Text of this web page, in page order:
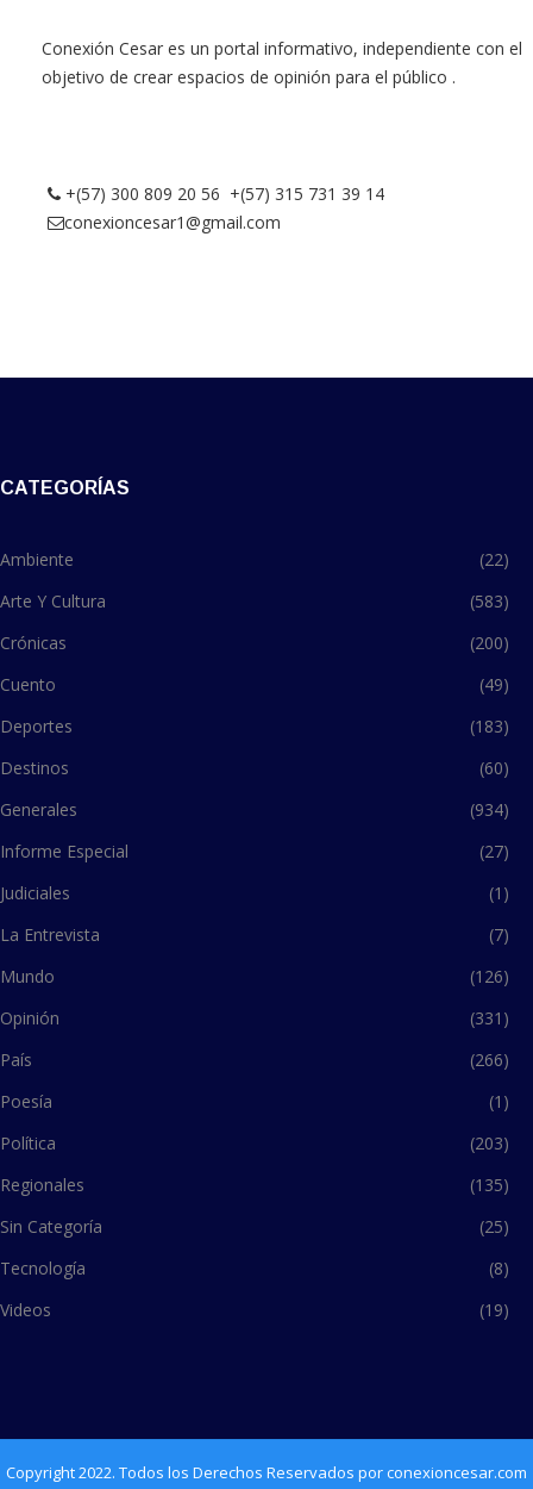
Conexión Cesar es un portal informativo, independiente con el
objetivo de crear espacios de opinión para el público .
+(57) 300 809 20 56 +(57) 315 731 39 14
conexioncesar1@gmail.com
CATEGORÍAS
Ambiente
(22)
Arte Y Cultura
(583)
Crónicas
(200)
Cuento
(49)
Deportes
(183)
Destinos
(60)
Generales
(934)
Informe Especial
(27)
Judiciales
(1)
La Entrevista
(7)
Mundo
(126)
Opinión
(331)
País
(266)
Poesía
(1)
Política
(203)
Regionales
(135)
Sin Categoría
(25)
Tecnología
(8)
Videos
(19)
Copyright 2022. Todos los Derechos Reservados por conexioncesar.com